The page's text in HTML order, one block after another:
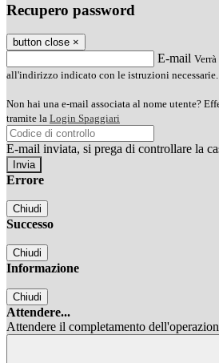
Recupero password
button close ×
E-mail
all'indirizzo indicato con le istruzioni necessarie.
Non hai una e-mail associata al nome utente?
tramite la Login Spaggiari
E-mail inviata, si prega di controllare la
Errore
Chiudi
Successo
Chiudi
Informazione
Chiudi
Attendere...
Attendere il completamento